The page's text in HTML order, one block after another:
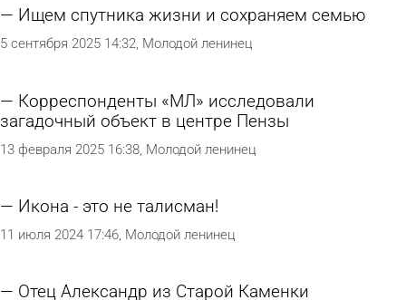
Ищем спутника жизни и сохраняем семью
5 сентября 2025 14:32 Молодой ленинец
Корреспонденты «МЛ» исследовали
загадочный объект в центре Пензы
13 февраля 2025 16:38 Молодой ленинец
Икона - это не талисман!
11 июля 2024 17:46 Молодой ленинец
Отец Александр из Старой Каменки